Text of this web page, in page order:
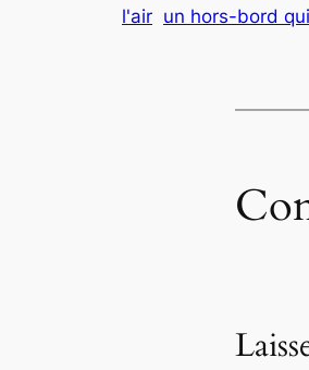
l'air un hors-bord